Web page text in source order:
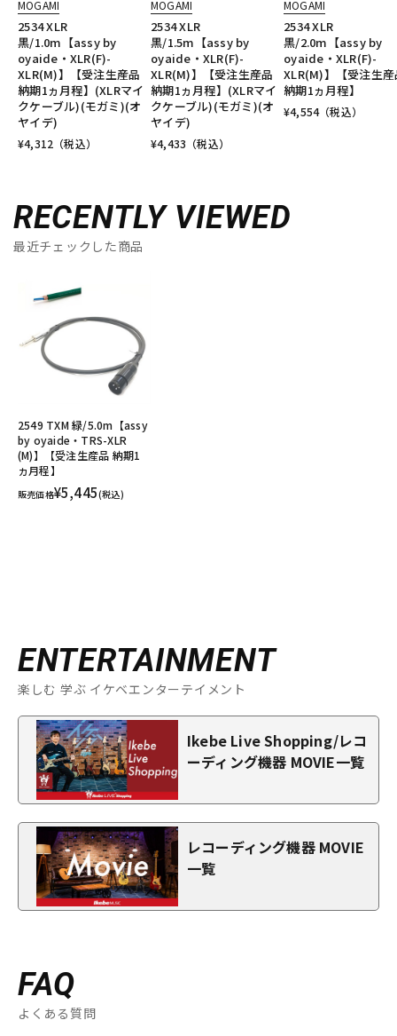
MOGAMI
2534 XLR
黒/1.0m【assy by
oyaide・XLR(F)-
XLR(M)】【受注生産品
納期1ヵ月程】(XLRマイ
クケーブル)(モガミ)(オ
ヤイデ)
¥4,312 （税込）
MOGAMI
2534 XLR
黒/1.5m【assy by
oyaide・XLR(F)-
XLR(M)】【受注生産品
納期1ヵ月程】(XLRマイ
クケーブル)(モガミ)(オ
ヤイデ)
¥4,433 （税込）
MOGAMI
2534 XLR
黒/2.0m【assy by
oyaide・XLR(F)-
XLR(M)】【受注生
納期1ヵ月程】
¥4,554（税込）
RECENTLY VIEWED
最近チェックした商品
2549 TXM 緑/5.0m【assy
by oyaide・TRS-XLR
(M)】【受注生産品 納期1
ヵ月程】
販売価格¥5,445(税込)
ENTERTAINMENT
楽しむ 学ぶ イケベエンターテイメント
Ikebe Live Shopping/レコ
ーディング機器 MOVIE一覧
レコーディング機器 MOVIE
一覧
FAQ
よくある質問